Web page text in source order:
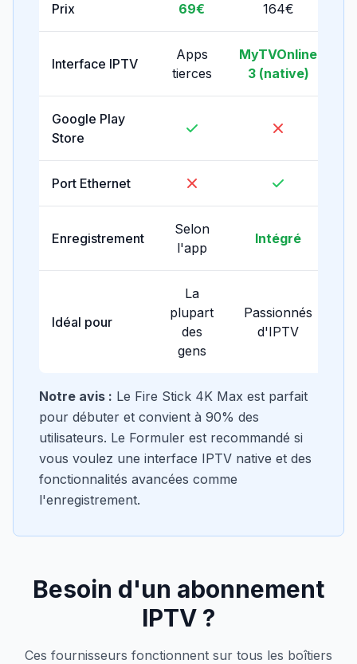
Prix 69€ 164€
Interface IPTV
Apps
tierces
MyTVOnline
3 (native)
Google Play
Store
Port Ethernet
Enregistrement
Selon
l'app
Intégré
Idéal pour
La
plupart
des
gens
Passionnés
d'IPTV
Notre avis : Le Fire Stick 4K Max est parfait
pour débuter et convient à 90% des
utilisateurs. Le Formuler est recommandé si
vous voulez une interface IPTV native et des
fonctionnalités avancées comme
l'enregistrement.
Besoin d'un abonnement
IPTV ?
Ces fournisseurs fonctionnent sur tous les boîtiers